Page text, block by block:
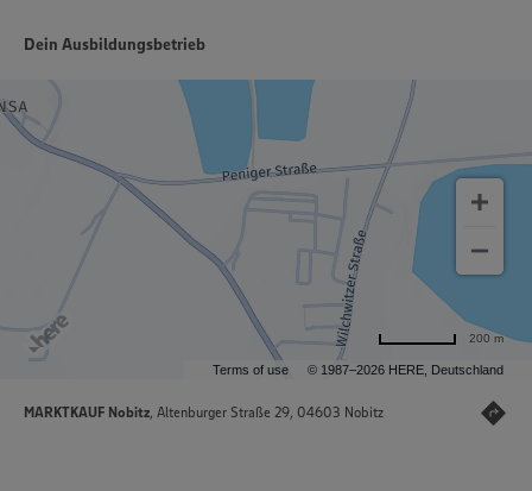
Dein Ausbildungsbetrieb
Terms of use © 1987–2026 HERE, Deutschland
200 m
MARKTKAUF Nobitz, Altenburger Straße 29, 04603 Nobitz